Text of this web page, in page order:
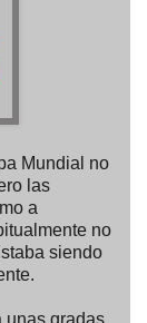
Mundial no
las
a
no
siendo